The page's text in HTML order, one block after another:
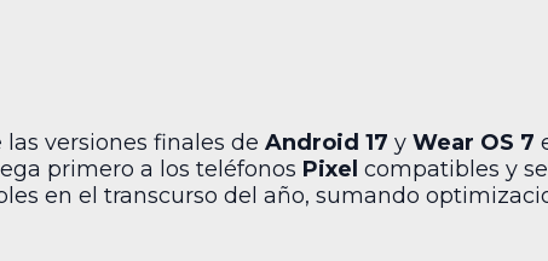
versiones finales de Android 17 y Wear OS 7
primero a los teléfonos Pixel compatibles y
en el transcurso del año, sumando